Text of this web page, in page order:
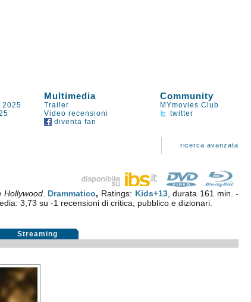
Multimedia Community
Trailer
MYmovies Club
Video recensioni
twitter
diventa fan
ricerca avanzata
Hollywood. Drammatico, Ratings: Kids+13, durata 161 min. -
3,73 su -1 recensioni di critica, pubblico e dizionari.
Streaming